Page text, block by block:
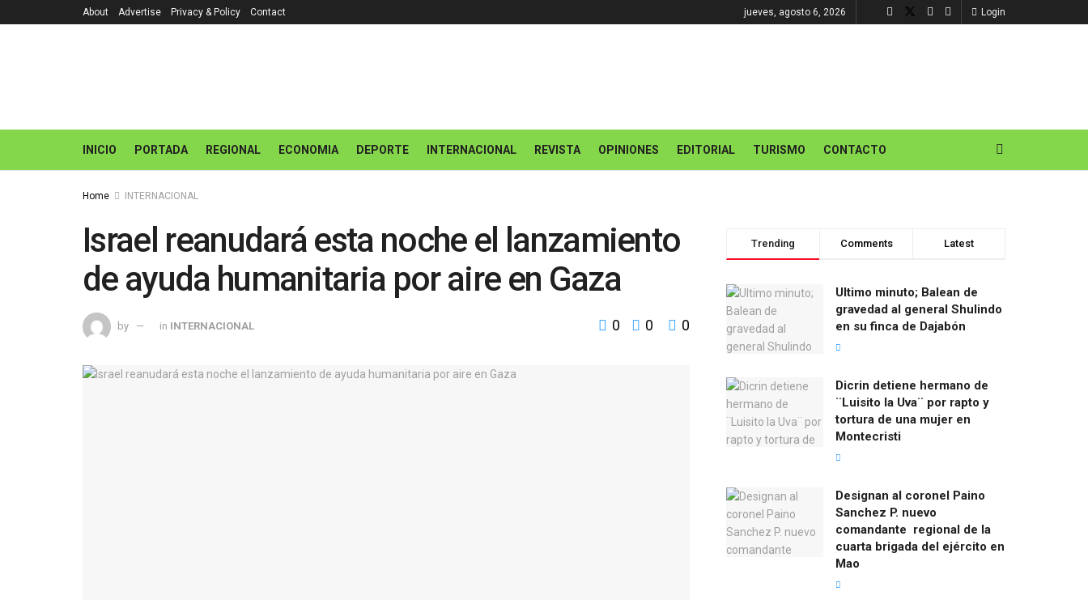
About Advertise Privacy & Policy Contact jueves, agosto 6, 2026 Login
INICIO PORTADA REGIONAL ECONOMIA DEPORTE INTERNACIONAL REVISTA OPINIONES EDITORIAL TURISMO CONTACTO
Home INTERNACIONAL
Israel reanudará esta noche el lanzamiento
de ayuda humanitaria por aire en Gaza
by in INTERNACIONAL 0 0 0
Trending Comments Latest
Ultimo minuto; Balean de
gravedad al general Shulindo
en su finca de Dajabón
Dicrin detiene hermano de
¨Luisito la Uva¨ por rapto y
tortura de una mujer en
Montecristi
Designan al coronel Paino
Sanchez P. nuevo
comandante regional de la
cuarta brigada del ejército en
Mao